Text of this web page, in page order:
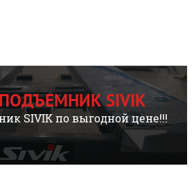
SIVIK
SIVIK по выгодной цене!!!